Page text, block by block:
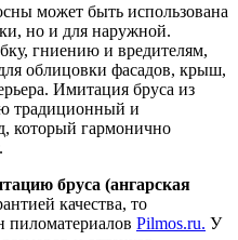
может быть использована
но и для наружной.
гниению и вредителям,
облицовки фасадов, крыш,
Имитация бруса из
традиционный и
который гармонично
бруса (ангарская
качества, то
пиломатериалов Pilmos.ru. У